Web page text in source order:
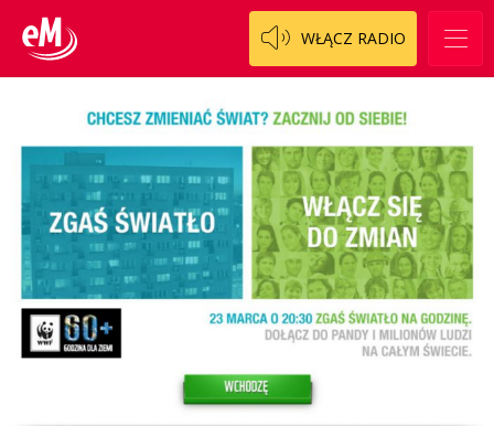
WŁĄCZ RADIO